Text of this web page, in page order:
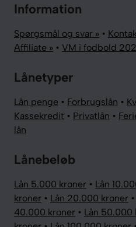
Information
Spørgsmål og svar » •
Affiliate » • VM i fodbold
Lånetyper
Lån penge • Forbrugslån •
Kassekredit • Privatlån •
lån
Lånebeløb
Lån 5.000 kroner • Lån
kroner • Lån 20.000 kroner •
40.000 kroner • Lån 50.000